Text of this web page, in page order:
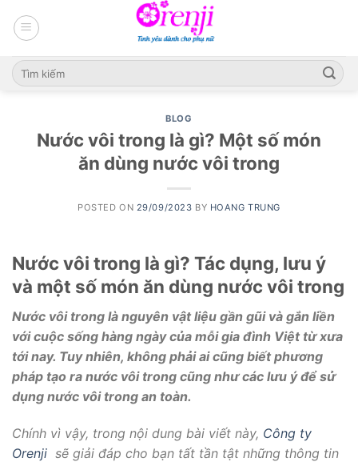
BLOG
Nước vôi trong là gì? Một số món
ăn dùng nước vôi trong
POSTED ON 29/09/2023 BY HOANG TRUNG
Nước vôi trong là gì? Tác dụng, lưu ý
và một số món ăn dùng nước vôi trong
Nước vôi trong là nguyên vật liệu gần gũi và gắn liền
với cuộc sống hàng ngày của mỗi gia đình Việt từ xưa
tới nay. Tuy nhiên, không phải ai cũng biết phương
pháp tạo ra nước vôi trong cũng như các lưu ý để sử
dụng nước vôi trong an toàn.
Chính vì vậy, trong nội dung bài viết này, Công ty
Orenji sẽ giải đáp cho bạn tất tần tật những thông tin